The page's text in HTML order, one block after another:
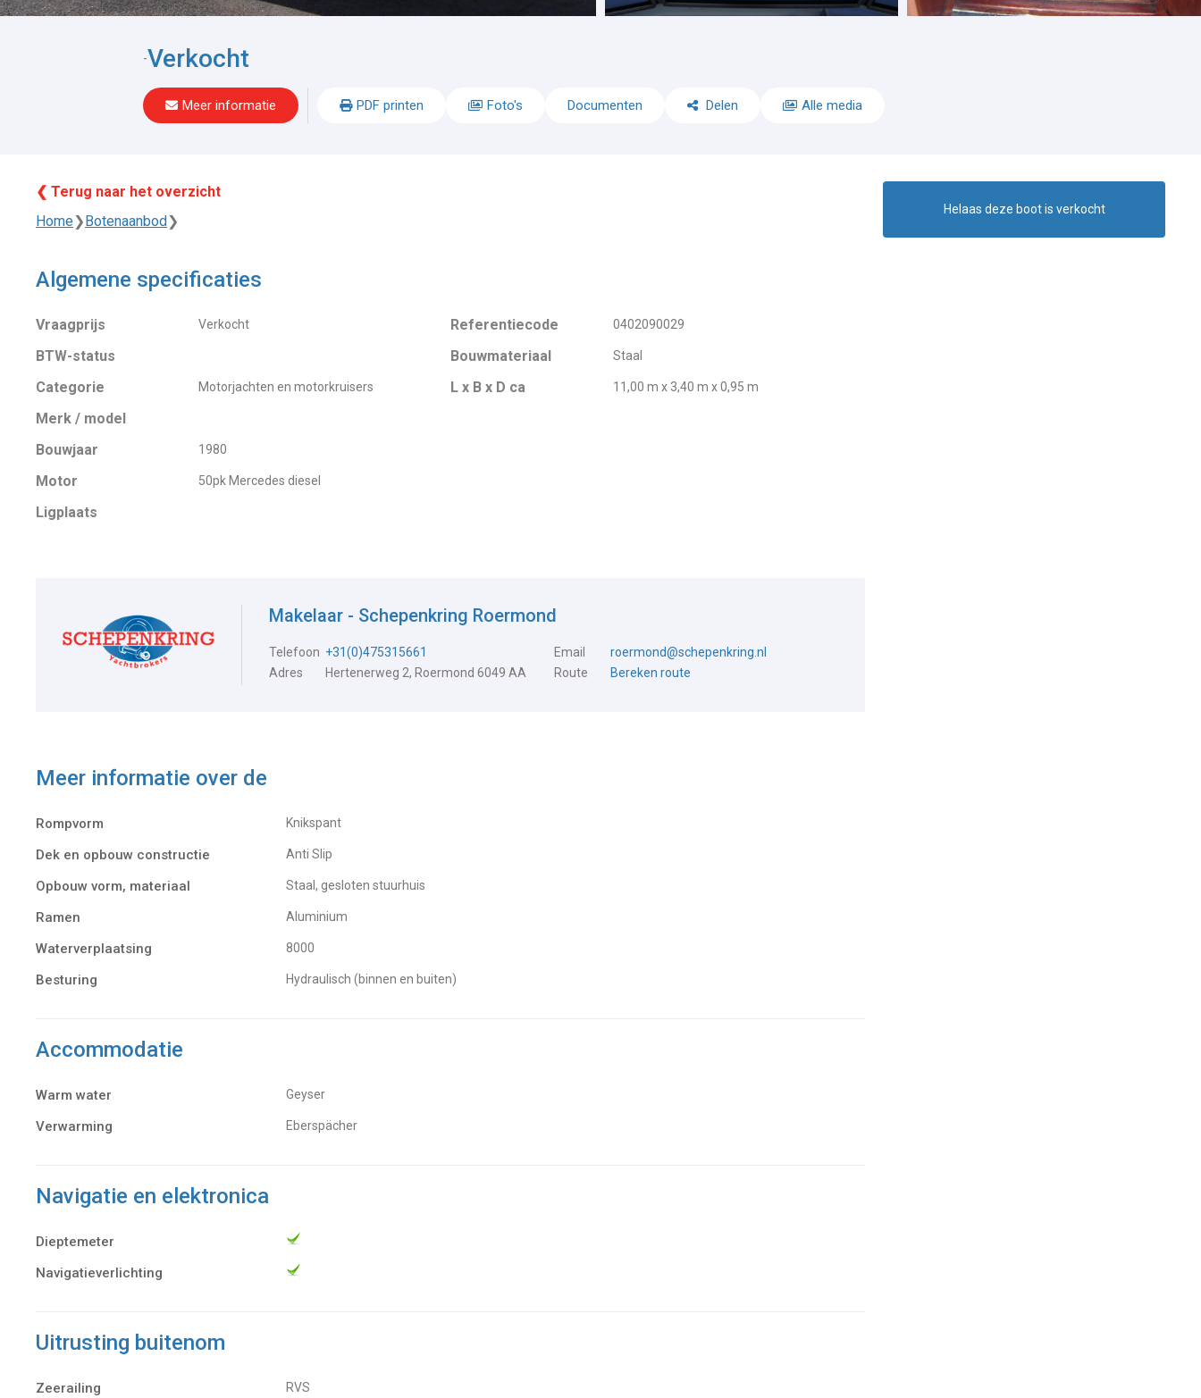
-Verkocht
Meer informatie PDF printen Foto's Documenten Delen Alle media
❮ Terug naar het overzicht
Home❯Botenaanbod❯
Algemene specificaties
Vraagprijs Verkocht
BTW-status
Categorie
Motorjachten en motorkruisers
Merk / model
Bouwjaar
1980
Motor 50pk Mercedes diesel
Ligplaats
Referentiecode 0402090029
Bouwmateriaal Staal
L x B x D ca 11,00 m x 3,40 m x 0,95 m
Makelaar - Schepenkring Roermond
Telefoon +31(0)475315661 Email
roermond@schepenkring.nl
Adres
Hertenerweg 2, Roermond 6049 AA Route Bereken route
Meer informatie over de
Rompvorm Knikspant
Dek en opbouw constructie Anti Slip
Opbouw vorm, materiaal Staal, gesloten stuurhuis
Ramen Aluminium
Waterverplaatsing 8000
Besturing Hydraulisch (binnen en buiten)
Accommodatie
Warm water Geyser
Verwarming Eberspächer
Navigatie en elektronica
Dieptemeter
Navigatieverlichting
Uitrusting buitenom
Zeerailing RVS
Helaas deze boot is verkocht